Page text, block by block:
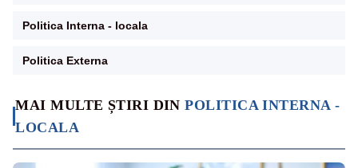
MAI MULTE ȘTIRI DINPOLITICA INTERNA -
LOCALA
Politica Interna - locala
Politica Externa